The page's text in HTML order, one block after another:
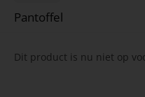
Pantoffel
Dit product is nu niet op